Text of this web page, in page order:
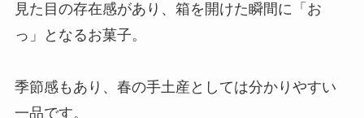
見た目の存在感があり、箱を開けた瞬間に「お
っ」となるお菓子。
季節感もあり、春の手土産としては分かりやすい
一品です。